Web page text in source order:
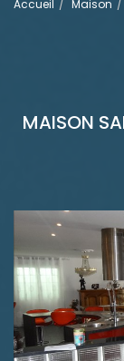
Accueil Maison
MAISON